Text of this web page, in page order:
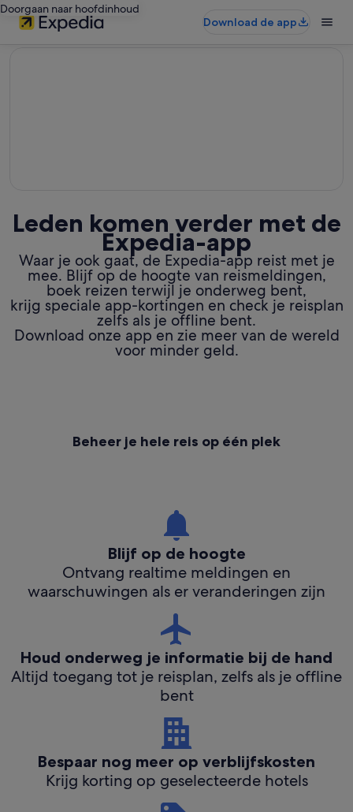
Doorgaan naar hoofdinhoud
Download de app
Leden komen verder met de
Expedia-app
Waar je ook gaat, de Expedia-app reist met je
mee. Blijf op de hoogte van reismeldingen,
boek reizen terwijl je onderweg bent,
krijg speciale app-kortingen en check je reisplan
zelfs als je offline bent.
Download onze app en zie meer van de wereld
voor minder geld.
Beheer je hele reis op één plek
Blijf op de hoogte
Ontvang realtime meldingen en
waarschuwingen als er veranderingen zijn
Houd onderweg je informatie bij de hand
Altijd toegang tot je reisplan, zelfs als je offline
bent
Bespaar nog meer op verblijfskosten
Krijg korting op geselecteerde hotels